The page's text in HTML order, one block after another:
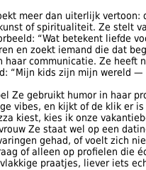
meer dan uiterlijk vertoon:
of spiritualiteit. Ze stelt
“Wat betekent liefde
en zoekt iemand die dat
haar communicatie. Ze heeft
“Mijn kids zijn mijn wereld
Ze gebruikt humor in haar
vibes, en kijkt of de klik er
kiest, kies ik onze
Ze staat wel op een
gehad, of voelt zich
of alleen op profielen die
praatjes, liever iets